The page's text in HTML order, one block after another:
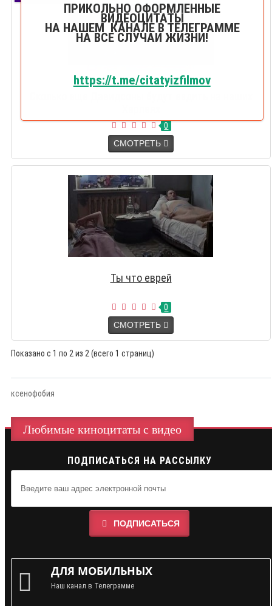
0
СМОТРЕТЬ
Ты что еврей
0
СМОТРЕТЬ
Показано с 1 по 2 из 2 (всего 1 страниц)
ксенофобия
Любимые киноцитаты с видео
ПОДПИСАТЬСЯ НА РАССЫЛКУ
ПОДПИСАТЬСЯ
ДЛЯ МОБИЛЬНЫХ
Наш канал в Телеграмме
ПРИКОЛЬНО ОФОРМЛЕННЫЕ
ВИДЕОЦИТАТЫ
НА НАШЕМ КАНАЛЕ В ТЕЛЕГРАММЕ
НА ВСЕ СЛУЧАИ ЖИЗНИ!
https://t.me/citatyizfilmov